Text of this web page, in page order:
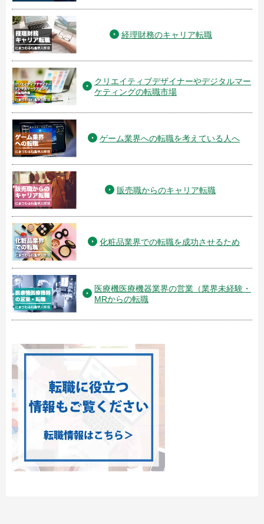
経理財務のキャリア転職
クリエイティブデザイナーやデジタルマー
ケティングの転職市場
ゲーム業界への転職を考えている人へ
販売職からのキャリア転職
化粧品業界での転職を成功させるため
医療機医療機器業界の営業（業界未経験・
MRからの転職